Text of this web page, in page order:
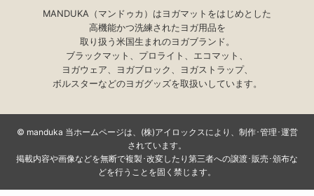
MANDUKA（マンドゥカ）はヨガマットをはじめとした
高機能かつ洗練されたヨガ用品を
取り扱う米国生まれのヨガブランド。
ブラックマット、プロライト、エコマット、
ヨガウェア、ヨガブロック、ヨガストラップ、
ボルスターなどのヨガグッズを取扱いしています。
© manduka 当ホームページは、(株)アイロックスにより、制作･管理･運営
されています。
掲載内容や画像などを無断で複製･改変したり第三者への譲渡･販売･頒布な
どを行うことを固く禁じます。